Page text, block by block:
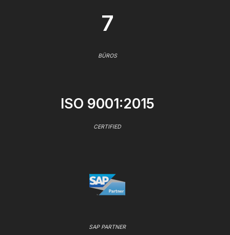
7
BÜROS
ISO 9001:2015
CERTIFIED
SAP PARTNER